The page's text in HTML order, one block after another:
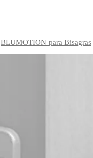
BLUMOTION para Bisagras